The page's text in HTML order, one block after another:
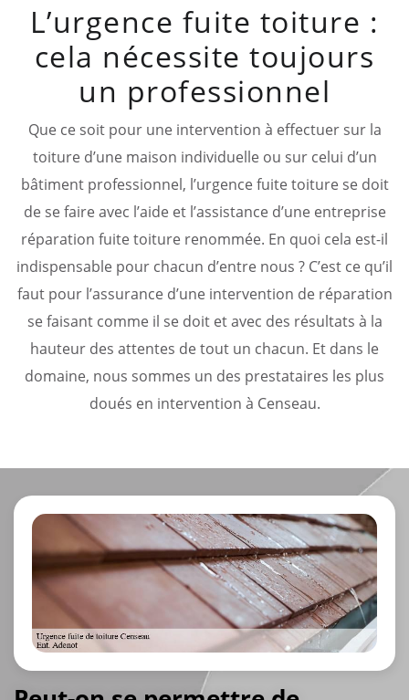
L’urgence fuite toiture :
cela nécessite toujours
un professionnel
Que ce soit pour une intervention à effectuer sur la
toiture d’une maison individuelle ou sur celui d’un
bâtiment professionnel, l’urgence fuite toiture se doit
de se faire avec l’aide et l’assistance d’une entreprise
réparation fuite toiture renommée. En quoi cela est-il
indispensable pour chacun d’entre nous ? C’est ce qu’il
faut pour l’assurance d’une intervention de réparation
se faisant comme il se doit et avec des résultats à la
hauteur des attentes de tout un chacun. Et dans le
domaine, nous sommes un des prestataires les plus
doués en intervention à Censeau.